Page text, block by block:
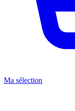
Ma sélection